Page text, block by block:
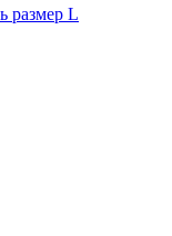
размер L